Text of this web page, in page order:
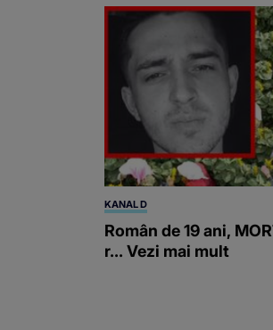
KANAL D
Român de 19 ani,
r... Vezi mai mult